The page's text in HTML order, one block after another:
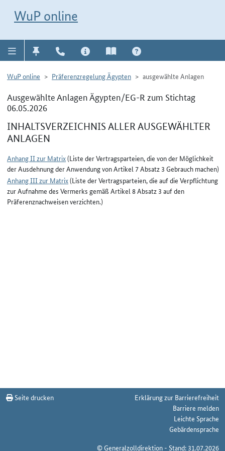
WuP online
WuP online Präferenzregelung Ägypten ausgewählte Anlagen
Ausgewählte Anlagen Ägypten/EG-R zum Stichtag
06.05.2026
INHALTSVERZEICHNIS ALLER AUSGEWÄHLTER
ANLAGEN
Anhang II zur Matrix(Liste der Vertragsparteien, die von der Möglichkeit
der Ausdehnung der Anwendung von Artikel 7 Absatz 3 Gebrauch machen)
Anhang III zur Matrix(Liste der Vertragsparteien, die auf die Verpflichtung
zur Aufnahme des Vermerks gemäß Artikel 8 Absatz 3 auf den
Präferenznachweisen verzichten.)
Seite drucken
Erklärung zur Barrierefreiheit
Barriere melden
Leichte Sprache
Gebärdensprache
© Generalzolldirektion - Stand: 31.07.2026